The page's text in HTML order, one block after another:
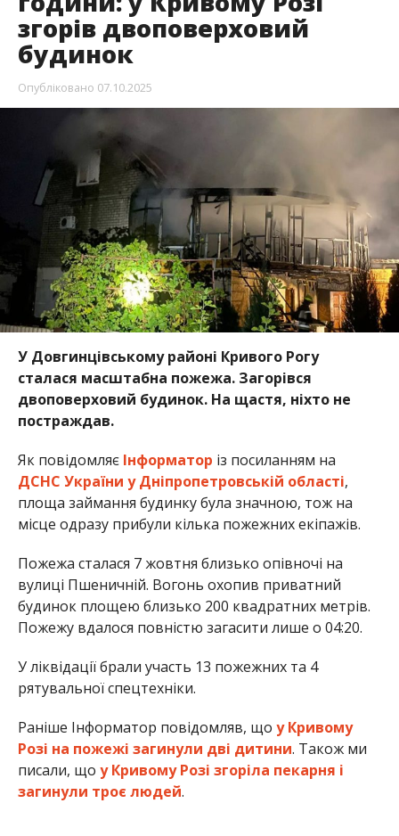
згорів двоповерховий
будинок
Опубліковано 07.10.2025
У Довгинцівському районі Кривого Рогу
сталася масштабна пожежа. Загорівся
двоповерховий будинок. На щастя, ніхто не
постраждав.
Як повідомляє Інформатор із посиланням на
ДСНС України у Дніпропетровській області,
площа займання будинку була значною, тож на
місце одразу прибули кілька пожежних екіпажів.
Пожежа сталася 7 жовтня близько опівночі на
вулиці Пшеничній. Вогонь охопив приватний
будинок площею близько 200 квадратних метрів.
Пожежу вдалося повністю загасити лише о 04:20.
У ліквідації брали участь 13 пожежних та 4
рятувальної спецтехніки.
Раніше Інформатор повідомляв, що у Кривому
Розі на пожежі загинули дві дитини. Також ми
писали, що у Кривому Розі згоріла пекарня і
загинули троє людей.